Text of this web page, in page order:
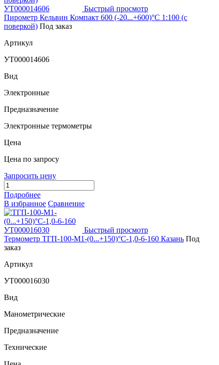
Быстрый просмотр
Пирометр Кельвин Компакт 600 (-20...+600)°С 1:100 (с
поверкой) Под заказ
Артикул
УТ000014606
Вид
Электронные
Предназначение
Электронные термометры
Цена
Цена по запросу
Запросить цену
Подробнее
В избранное Сравнение
Быстрый просмотр
Термометр ТГП-100-М1-(0...+150)°С-1,0-6-160 Казань Под
заказ
Артикул
УТ000016030
Вид
Манометрические
Предназначение
Технические